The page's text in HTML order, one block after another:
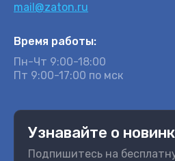
mail@zaton.ru
Время работы:
Пн-Чт 9:00-18:00
Пт 9:00-17:00 по мск
Узнавайте о
Подпишитесь на